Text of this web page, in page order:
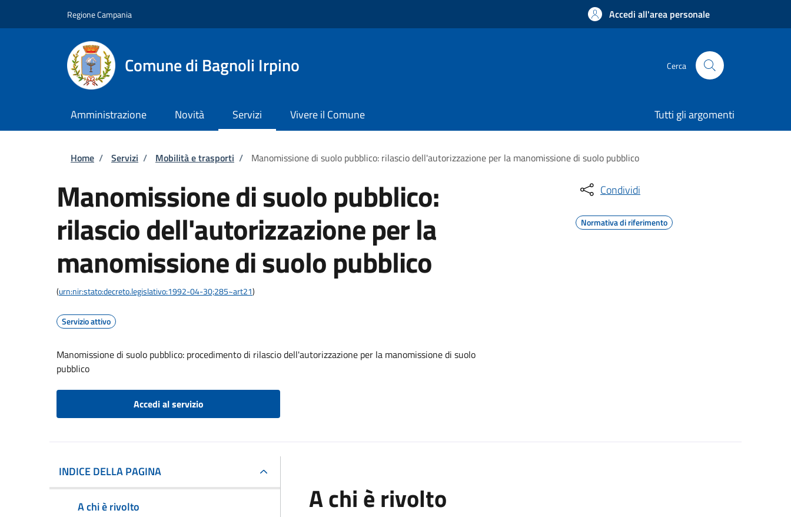
Regione Campania Accedi all'area personale
Comune di Bagnoli Irpino Cerca
Amministrazione Novità Servizi Vivere il Comune Tutti gli argomenti
Briciole di pane
Home / Servizi / Mobilità e trasporti / Manomissione di suolo pubblico: rilascio dell'autorizzazione per la manomissione di suolo pubblico
Manomissione di suolo pubblico:
rilascio dell'autorizzazione per la
manomissione di suolo pubblico
(urn:nir:stato:decreto.legislativo:1992-04-30;285~art21)
Servizio attivo
Manomissione di suolo pubblico: procedimento di rilascio dell'autorizzazione per la manomissione di suolo
pubblico
Accedi al servizio
Condividi
Normativa di riferimento
INDICE DELLA PAGINA
A chi è rivolto
A chi è rivolto